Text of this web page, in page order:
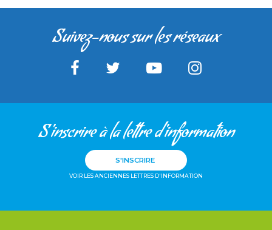
Suivez-nous sur les réseaux
S'inscrire à la lettre d'information
S'INSCRIRE
VOIR LES ANCIENNES LETTRES D'INFORMATION